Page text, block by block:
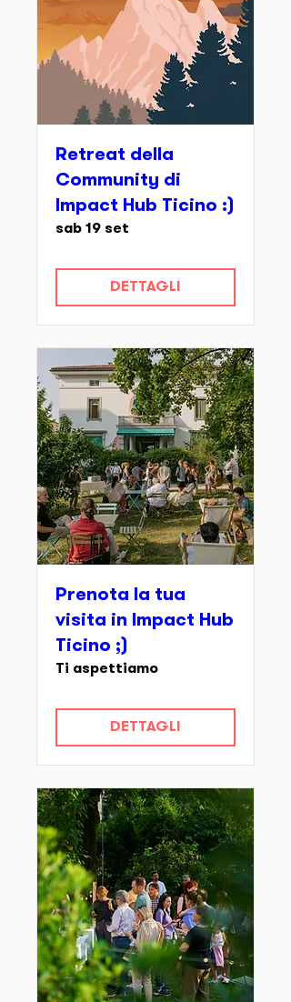
Retreat della
Community di
Impact Hub Ticino :)
sab 19 set
DETTAGLI
Prenota la tua
visita in Impact Hub
Ticino ;)
Ti aspettiamo
DETTAGLI